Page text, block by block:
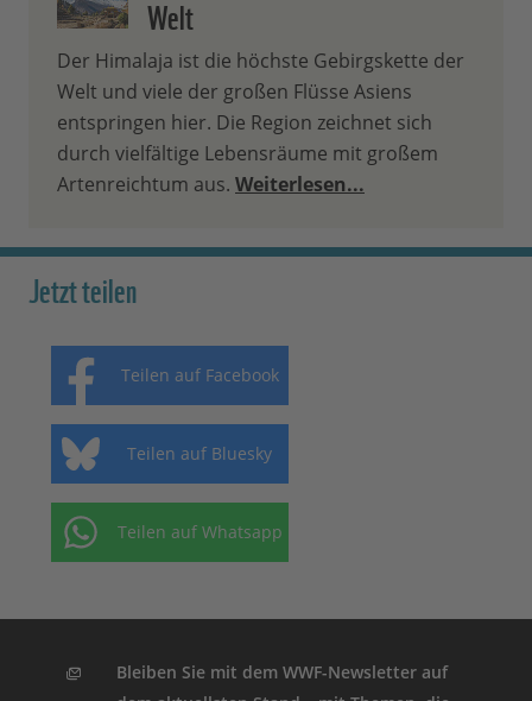
Welt
Der Himalaja ist die höchste Gebirgskette der
Welt und viele der großen Flüsse Asiens
entspringen hier. Die Region zeichnet sich
durch vielfältige Lebensräume mit großem
Artenreichtum aus. Weiterlesen...
Jetzt teilen
Teilen auf Facebook
Teilen auf Bluesky
Teilen auf Whatsapp
Bleiben Sie mit dem WWF-Newsletter auf